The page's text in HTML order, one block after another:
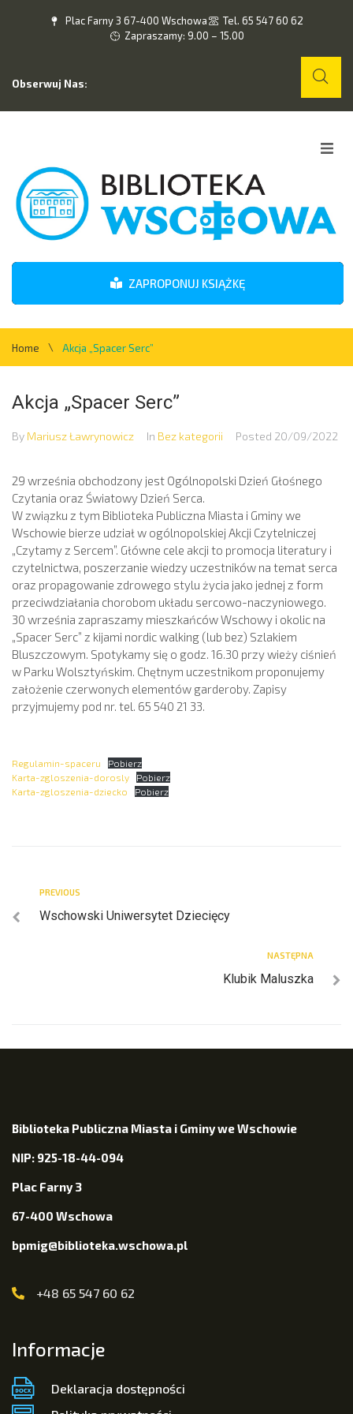
Plac Farny 3 67-400 Wschowa
Tel. 65 547 60 62
Zapraszamy: 9.00 – 15.00
Obserwuj Nas:
O nas
Wydarzenia
Kontakt
ZAPROPONUJ KSIĄŻKĘ
Home \ Akcja „Spacer Serc”
Akcja „Spacer Serc”
By Mariusz Ławrynowicz In Bez kategorii Posted 20/09/2022
29 września obchodzony jest Ogólnopolski Dzień Głośnego
Czytania oraz Światowy Dzień Serca.
W związku z tym Biblioteka Publiczna Miasta i Gminy we
Wschowie bierze udział w ogólnopolskiej Akcji Czytelniczej
„Czytamy z Sercem”. Główne cele akcji to promocja literatury i
czytelnictwa, poszerzanie wiedzy uczestników na temat serca
oraz propagowanie zdrowego stylu życia jako jednej z form
przeciwdziałania chorobom układu sercowo-naczyniowego.
30 września zapraszamy mieszkańców Wschowy i okolic na
„Spacer Serc” z kijami nordic walking (lub bez) Szlakiem
Bluszczowym. Spotykamy się o godz. 16.30 przy wieży ciśnień
w Parku Wolsztyńskim. Chętnym uczestnikom proponujemy
założenie czerwonych elementów garderoby. Zapisy
przyjmujemy pod nr. tel. 65 540 21 33.
Regulamin-spaceru
Pobierz
Karta-zgloszenia-dorosly
Pobierz
Karta-zgloszenia-dziecko
Pobierz
PREVIOUS
Wschowski Uniwersytet Dziecięcy
NASTĘPNA
Klubik Maluszka
Biblioteka Publiczna Miasta i Gminy we Wschowie
NIP: 925-18-44-094
Plac Farny 3
67-400 Wschowa
bpmig@biblioteka.wschowa.pl
+48 65 547 60 62
Informacje
Deklaracja dostępności